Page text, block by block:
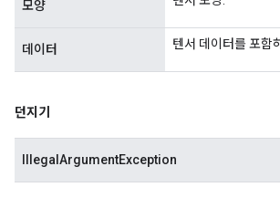
모양
데이터 텐서 데이터를 포함
던지기
IllegalArgumentException